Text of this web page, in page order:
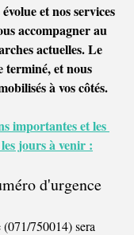
et nos services
accompagner au
actuelles. Le
terminé, et nous
à vos côtés.
importantes et les
jours à venir :
d'urgence
750014) sera